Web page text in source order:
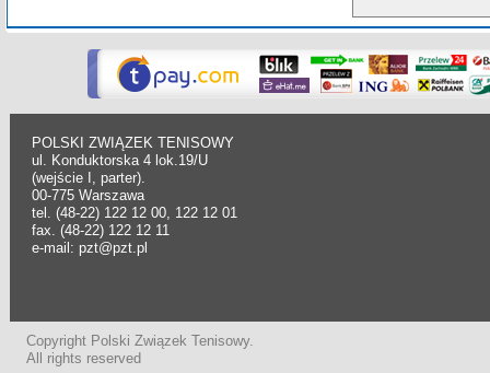
POLSKI ZWIĄZEK TENISOWY
ul. Konduktorska 4 lok.19/U
(wejście I, parter).
00-775 Warszawa
tel. (48-22) 122 12 00, 122 12 01
fax. (48-22) 122 12 11
e-mail: pzt@pzt.pl
Copyright Polski Związek Tenisowy.
All rights reserved